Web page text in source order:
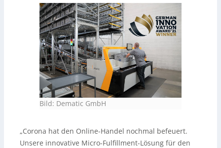
Bild: Dematic GmbH
„Corona hat den Online-Handel nochmal befeuert.
Unsere innovative Micro-Fulfillment-Lösung für den